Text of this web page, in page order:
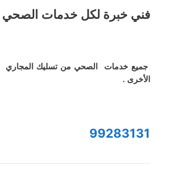
فني خبرة لكل خدمات الصحي
جميع خدمات الصحي من تسليك المجاري
الأخرى .
99283131